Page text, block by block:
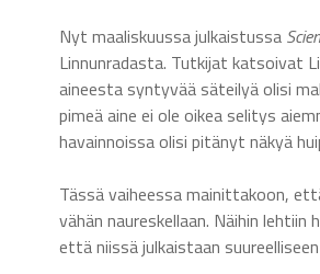
Nyt maaliskuussa julkaistussa
Linnunradasta. Tutkijat katsoivat
aineesta syntyvää säteilyä olisi
pimeä aine ei ole oikea selitys
havainnoissa olisi pitänyt näkyä
Tässä vaiheessa mainittakoon,
vähän naureskellaan. Näihin
että niissä julkaistaan